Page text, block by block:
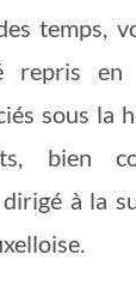
temps,
repris en
sous la
bien
à la